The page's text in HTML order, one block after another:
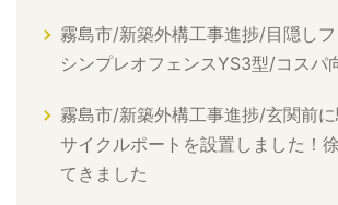
霧島市/新築外構工事進捗/目隠し
シンプレオフェンスYS3型/コスパ
霧島市/新築外構工事進捗/玄関前
サイクルポートを設置しました！
てきました